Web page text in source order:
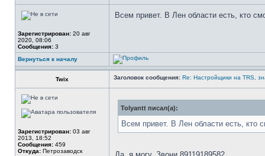
Зарегистрирован: 20 авг
2020, 08:06
Сообщения: 3
Всем привет. В Лен области есть, кто
Вернуться к началу
Twix Заголовок сообщения: Re: Настройщики на TRS,
Зарегистрирован: 03 авг
2013, 18:52
Сообщения: 459
Откуда: Петрозаводск
Tolyantt писал(а):
Всем привет. В Лен области есть, кто